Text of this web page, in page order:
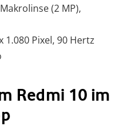
(2 MP),
1.080 Pixel, 90 Hertz
Redmi 10 im